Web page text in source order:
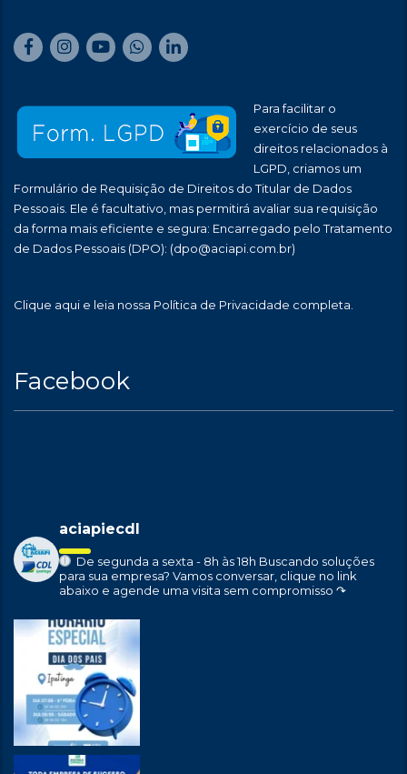
Para facilitar o
exercício de seus
direitos relacionados à
LGPD, criamos um
Formulário de Requisição de Direitos do Titular de Dados
Pessoais. Ele é facultativo, mas permitirá avaliar sua requisição
da forma mais eficiente e segura: Encarregado pelo Tratamento
de Dados Pessoais (DPO): (dpo@aciapi.com.br)
Clique aqui e leia nossa Política de Privacidade completa.
Facebook
aciapiecdl
De segunda a sexta - 8h às 18h Buscando soluções
para sua empresa? Vamos conversar, clique no link
abaixo e agende uma visita sem compromisso ↷